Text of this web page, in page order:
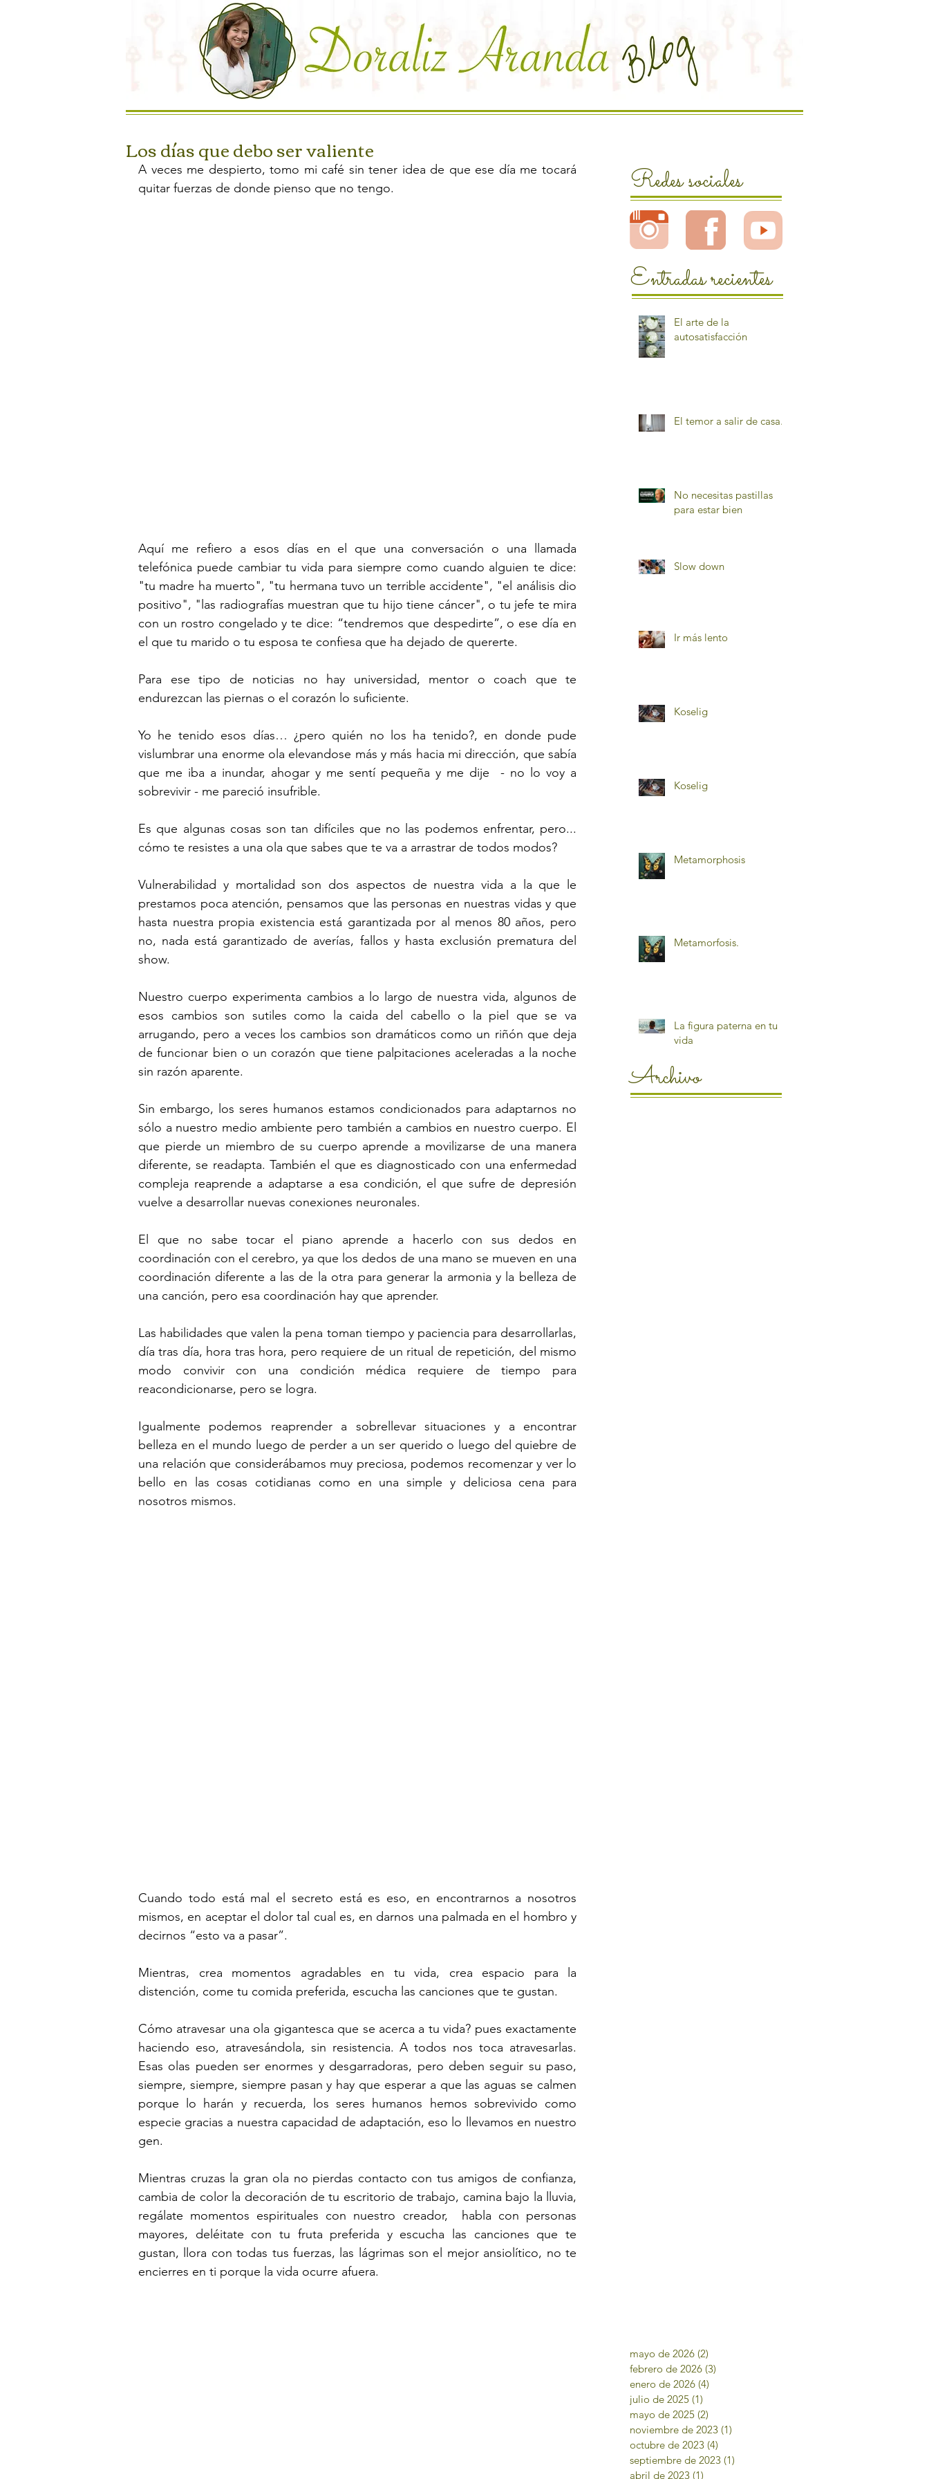
Los días que debo ser valiente
A veces me despierto, tomo mi café sin tener idea de que ese día me tocará
quitar fuerzas de donde pienso que no tengo.
Aquí me refiero a esos días en el que una conversación o una llamada
telefónica puede cambiar tu vida para siempre como cuando alguien te dice:
"tu madre ha muerto", "tu hermana tuvo un terrible accidente", "el análisis dio
positivo", "las radiografías muestran que tu hijo tiene cáncer", o tu jefe te mira
con un rostro congelado y te dice: “tendremos que despedirte”, o ese día en
el que tu marido o tu esposa te confiesa que ha dejado de quererte.
Para ese tipo de noticias no hay universidad, mentor o coach que te
endurezcan las piernas o el corazón lo suficiente.
Yo he tenido esos días… ¿pero quién no los ha tenido?, en donde pude
vislumbrar una enorme ola elevandose más y más hacia mi dirección, que sabía
que me iba a inundar, ahogar y me sentí pequeña y me dije  - no lo voy a
sobrevivir - me pareció insufrible.
Es que algunas cosas son tan difíciles que no las podemos enfrentar, pero...
cómo te resistes a una ola que sabes que te va a arrastrar de todos modos?
Vulnerabilidad y mortalidad son dos aspectos de nuestra vida a la que le
prestamos poca atención, pensamos que las personas en nuestras vidas y que
hasta nuestra propia existencia está garantizada por al menos 80 años, pero
no, nada está garantizado de averías, fallos y hasta exclusión prematura del
show.
Nuestro cuerpo experimenta cambios a lo largo de nuestra vida, algunos de
esos cambios son sutiles como la caida del cabello o la piel que se va
arrugando, pero a veces los cambios son dramáticos como un riñón que deja
de funcionar bien o un corazón que tiene palpitaciones aceleradas a la noche
sin razón aparente.
Sin embargo, los seres humanos estamos condicionados para adaptarnos no
sólo a nuestro medio ambiente pero también a cambios en nuestro cuerpo. El
que pierde un miembro de su cuerpo aprende a movilizarse de una manera
diferente, se readapta. También el que es diagnosticado con una enfermedad
compleja reaprende a adaptarse a esa condición, el que sufre de depresión
vuelve a desarrollar nuevas conexiones neuronales.
El que no sabe tocar el piano aprende a hacerlo con sus dedos en
coordinación con el cerebro, ya que los dedos de una mano se mueven en una
coordinación diferente a las de la otra para generar la armonia y la belleza de
una canción, pero esa coordinación hay que aprender.
Las habilidades que valen la pena toman tiempo y paciencia para desarrollarlas,
día tras día, hora tras hora, pero requiere de un ritual de repetición, del mismo
modo convivir con una condición médica requiere de tiempo para
reacondicionarse, pero se logra.
Igualmente podemos reaprender a sobrellevar situaciones y a encontrar
belleza en el mundo luego de perder a un ser querido o luego del quiebre de
una relación que considerábamos muy preciosa, podemos recomenzar y ver lo
bello en las cosas cotidianas como en una simple y deliciosa cena para
nosotros mismos.
Cuando todo está mal el secreto está es eso, en encontrarnos a nosotros
mismos, en aceptar el dolor tal cual es, en darnos una palmada en el hombro y
decirnos “esto va a pasar”.
Mientras, crea momentos agradables en tu vida, crea espacio para la
distención, come tu comida preferida, escucha las canciones que te gustan.
Cómo atravesar una ola gigantesca que se acerca a tu vida? pues exactamente
haciendo eso, atravesándola, sin resistencia. A todos nos toca atravesarlas.
Esas olas pueden ser enormes y desgarradoras, pero deben seguir su paso,
siempre, siempre, siempre pasan y hay que esperar a que las aguas se calmen
porque lo harán y recuerda, los seres humanos hemos sobrevivido como
especie gracias a nuestra capacidad de adaptación, eso lo llevamos en nuestro
gen.
Mientras cruzas la gran ola no pierdas contacto con tus amigos de confianza,
cambia de color la decoración de tu escritorio de trabajo, camina bajo la lluvia,
regálate momentos espirituales con nuestro creador,  habla con personas
mayores, deléitate con tu fruta preferida y escucha las canciones que te
gustan, llora con todas tus fuerzas, las lágrimas son el mejor ansiolítico, no te
encierres en ti porque la vida ocurre afuera.
Redes sociales
Entradas recientes
El arte de la
autosatisfacción
El temor a salir de casa.
No necesitas pastillas
para estar bien
Slow down
Ir más lento
Koselig
Koselig
Metamorphosis
Metamorfosis.
La figura paterna en tu
vida
Archivo
mayo de 2026 (2)
febrero de 2026 (3)
enero de 2026 (4)
julio de 2025 (1)
mayo de 2025 (2)
noviembre de 2023 (1)
octubre de 2023 (4)
septiembre de 2023 (1)
abril de 2023 (1)